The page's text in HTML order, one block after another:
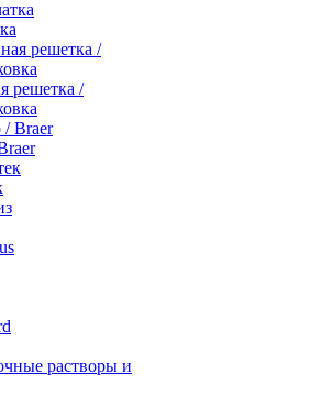
решетка /